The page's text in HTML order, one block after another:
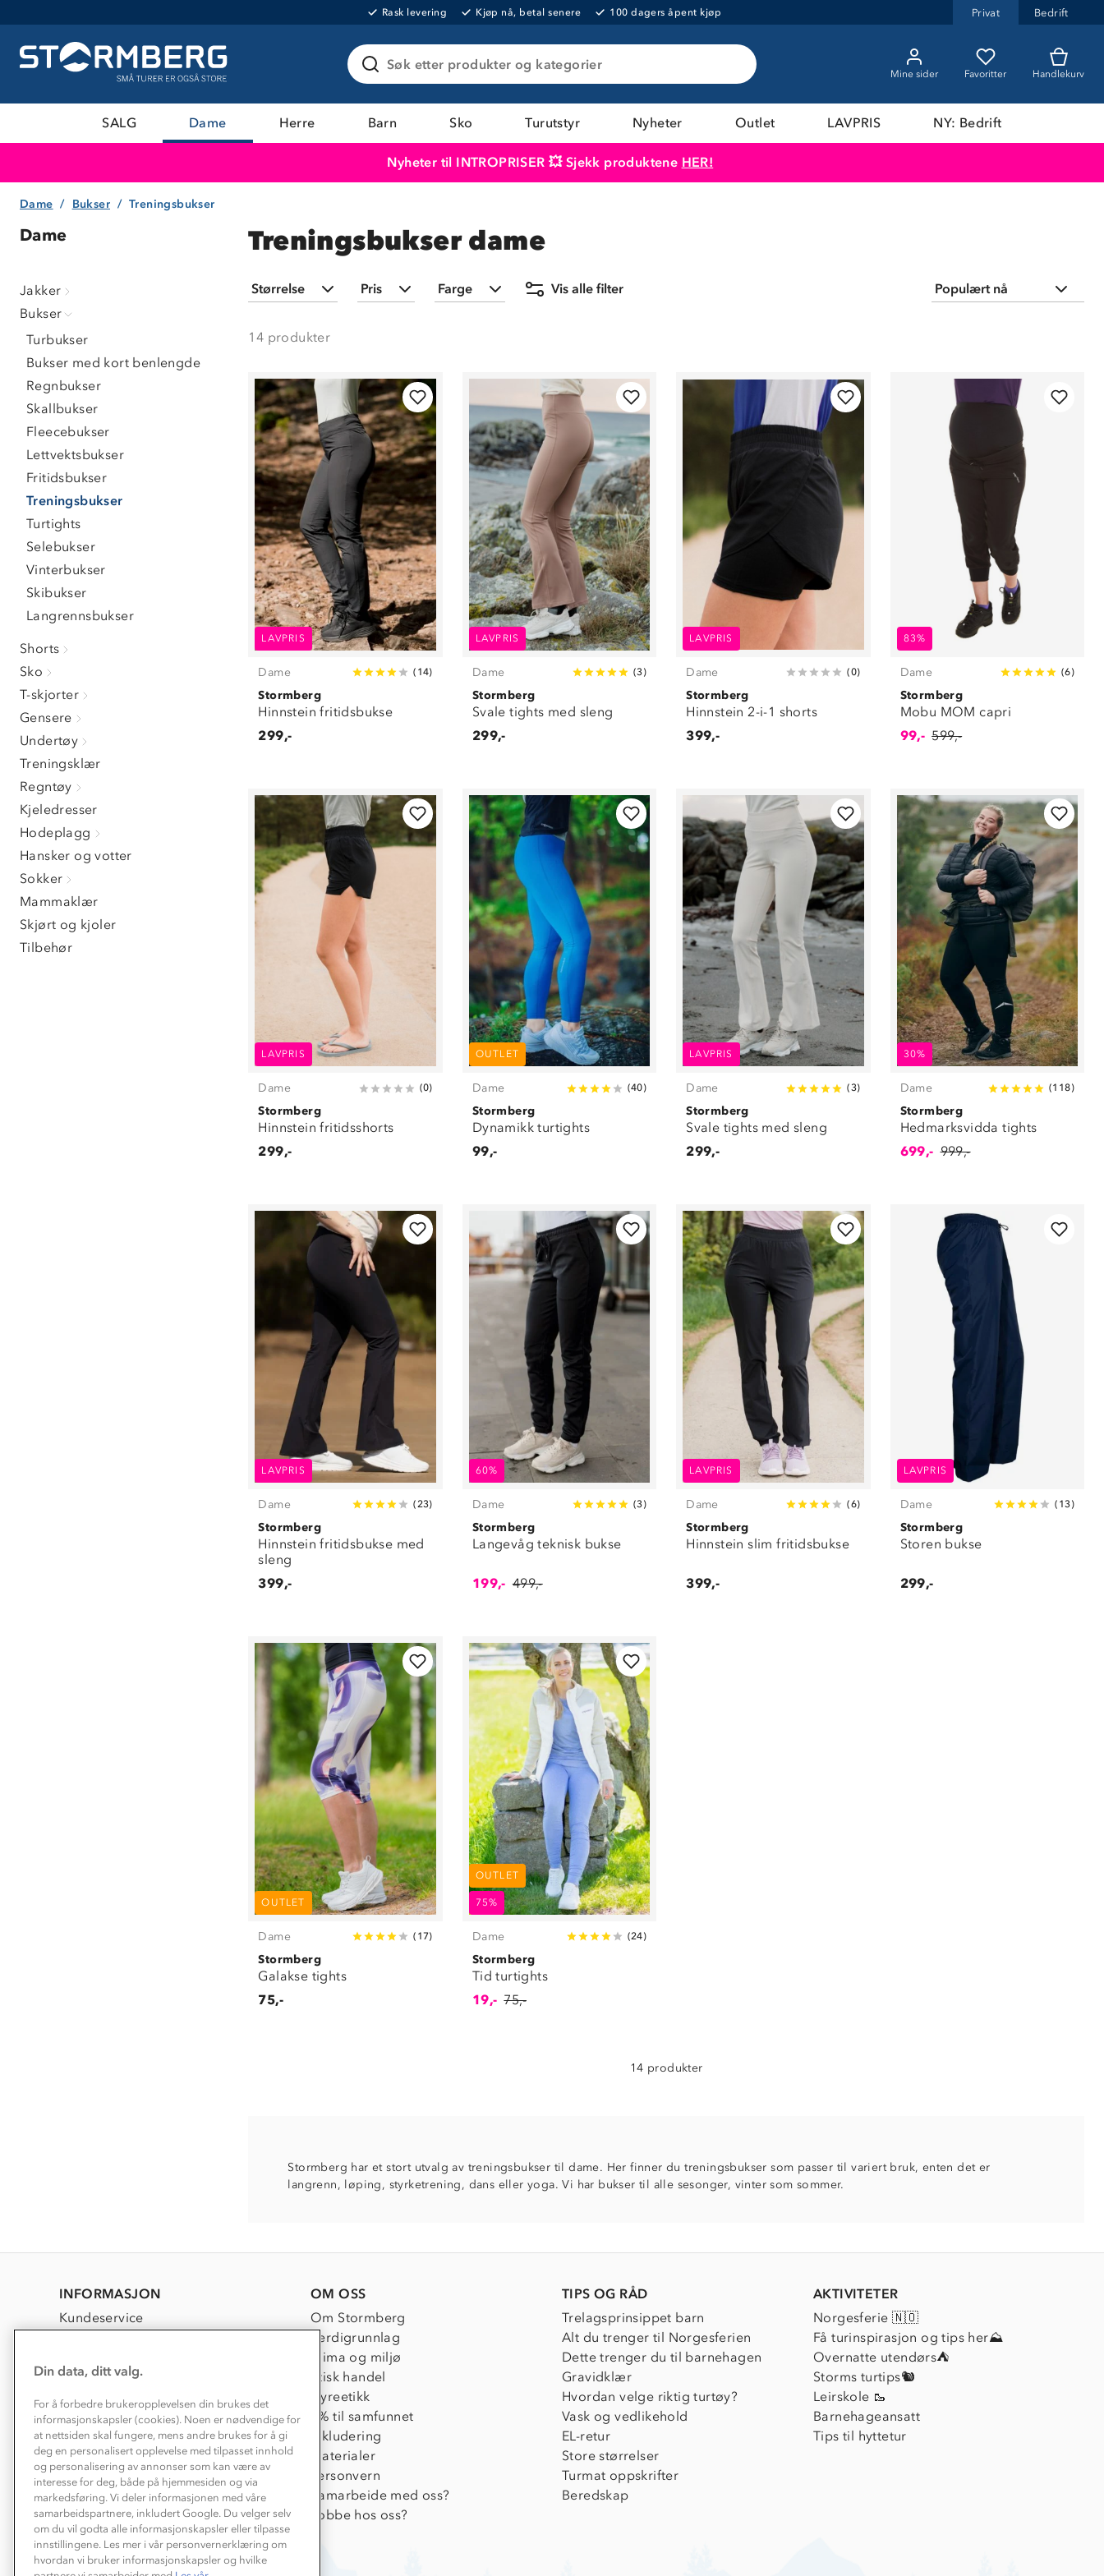
Rask levering Kjøp nå, betal senere 100 dagers åpent kjøp Privat Bedrift
Søk etter produkter og kategorier
Mine sider Favoritter Handlekurv
SALG Dame Herre Barn Sko Turutstyr Nyheter Outlet LAVPRIS NY: Bedrift
Nyheter til INTROPRISER 💥 Sjekk produktene HER!
Dame Bukser Treningsbukser
Dame
Jakker
Bukser
Turbukser
Bukser med kort benlengde
Regnbukser
Skallbukser
Fleecebukser
Lettvektsbukser
Fritidsbukser
Treningsbukser
Turtights
Selebukser
Vinterbukser
Skibukser
Langrennsbukser
Shorts
Sko
T-skjorter
Gensere
Undertøy
Treningsklær
Regntøy
Kjeledresser
Hodeplagg
Hansker og votter
Sokker
Mammaklær
Skjørt og kjoler
Tilbehør
Treningsbukser dame
Størrelse
XXS (1)
M (11
L (9)
XL (7)
XXL (7)
3XL (7
Pris Farge
(5)
Mørkeblå (4)
Lilla (1)
Rosa (1)
Vis alle filter
14 produkter
LAVPRIS
Dame ( 14)
Stormberg
Hinnstein fritidsbukse
299,-
LAVPRIS
Dame (3)
Stormberg
Svale tights med sleng
299,-
LAVPRIS
Dame (0)
Stormberg
Hinnstein 2-i-1 shorts
399,-
83%
Dame (6)
Stormberg
Mobu MOM capri
99,- 599,-
LAVPRIS
Dame (0)
Stormberg
Hinnstein fritidsshorts
299,-
OUTLET
Dame (40)
Stormberg
Dynamikk turtights
99,-
LAVPRIS
Dame (3)
Stormberg
Svale tights med sleng
299,-
30%
Dame (118)
Stormberg
Hedmarksvidda tights
699,- 999,-
LAVPRIS
Dame (23)
Stormberg
Hinnstein fritidsbukse med
sleng
399,-
60%
Dame (3)
Stormberg
Langevåg teknisk bukse
199,- 499,-
LAVPRIS
Dame (6)
Stormberg
Hinnstein slim fritidsbukse
399,-
LAVPRIS
Dame ( 13)
Stormberg
Storen bukse
299,-
OUTLET
Dame ( 17)
Stormberg
Galakse tights
75,-
OUTLET
75%
Dame (24)
Stormberg
Tid turtights
19,- 75,-
14 produkter
Stormberg har et stort utvalg av treningsbukser til dame. Her finner du treningsbukser som passer til variert bruk, enten det er
langrenn, løping, styrketrening, dans eller yoga. Vi har bukser til alle sesonger, vinter som sommer.
INFORMASJON
Kundeservice
Kundeklubb
Våre butikker
Bedrift, barnehage og SFO
Presse
OM OSS
Om Stormberg
Verdigrunnlag
Klima og miljø
Etisk handel
Dyreetikk
1% til samfunnet
Inkludering
Materialer
Personvern
Samarbeide med oss?
Jobbe hos oss?
TIPS OG RÅD
Trelagsprinsippet barn
Alt du trenger til Norgesferien
Dette trenger du til barnehagen
Gravidklær
Hvordan velge riktig turtøy?
Vask og vedlikehold
EL-retur
Store størrelser
Turmat oppskrifter
Beredskap
AKTIVITETER
Norgesferie 🇳🇴
Få turinspirasjon og tips her⛰
Overnatte utendørs⛺
Storms turtips🐿️
Leirskole 🥾
Barnehageansatt
Tips til hyttetur
Din data, ditt valg.
For å forbedre brukeropplevelsen din brukes det
informasjonskapsler (cookies). Noen er nødvendige for
at nettsiden skal fungere, mens andre brukes for å gi
deg en personalisert opplevelse med tilpasset innhold
og personalisering av annonser som kan være av
interesse for deg, både på hjemmesiden og via
markedsføring. Vi deler informasjonen med våre
samarbeidspartnere, inkludert Google. Du velger selv
om du vil godta alle informasjonskapsler eller tilpasse
innstillingene. Les mer i vår personvernerklæring om
hvordan vi bruker informasjonskapsler og hvilke